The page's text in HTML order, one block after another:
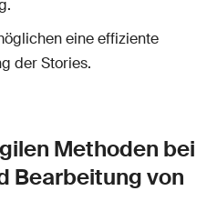
eine effiziente
der Stories.
Methoden bei
Bearbeitung von